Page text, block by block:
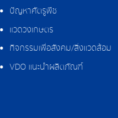
ปัญหาศัตรูพืช
แวดวงเกษตร
กิจกรรมเพื่อสังคม/สิ่งแวดล้อม
VDO แนะนำผลิตภัณฑ์